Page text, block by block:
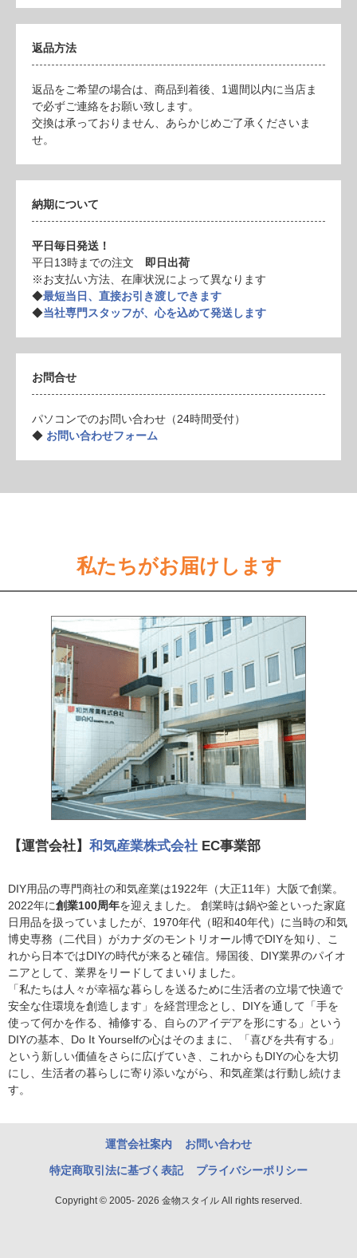
返品方法
返品をご希望の場合は、商品到着後、1週間以内に当店ま
で必ずご連絡をお願い致します。
交換は承っておりません、あらかじめご了承くださいま
せ。
納期について
平日毎日発送！
平日13時までの注文 即日出荷
※お支払い方法、在庫状況によって異なります
◆最短当日、直接お引き渡しできます
◆当社専門スタッフが、心を込めて発送します
お問合せ
パソコンでのお問い合わせ（24時間受付）
◆ お問い合わせフォーム
私たちがお届けします
【運営会社】 和気産業株式会社 EC事業部
DIY用品の専門商社の和気産業は1922年（大正11年）大阪で創業。
2022年に創業100周年を迎えました。 創業時は鍋や釜といった家庭
日用品を扱っていましたが、1970年代（昭和40年代）に当時の和気
博史専務（二代目）がカナダのモントリオール博でDIYを知り、こ
れから日本ではDIYの時代が来ると確信。帰国後、DIY業界のパイオ
ニアとして、業界をリードしてまいりました。
「私たちは人々が幸福な暮らしを送るために生活者の立場で快適で
安全な住環境を創造します」を経営理念とし、DIYを通して「手を
使って何かを作る、補修する、自らのアイデアを形にする」という
DIYの基本、Do It Yourselfの心はそのままに、「喜びを共有する」
という新しい価値をさらに広げていき、これからもDIYの心を大切
にし、生活者の暮らしに寄り添いながら、和気産業は行動し続けま
す。
運営会社案内 お問い合わせ
特定商取引法に基づく表記 プライバシーポリシー
Copyright © 2005- 2026 金物スタイル All rights reserved.